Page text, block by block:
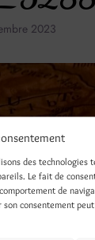
des technologies
Le fait de
de
consentement
2023